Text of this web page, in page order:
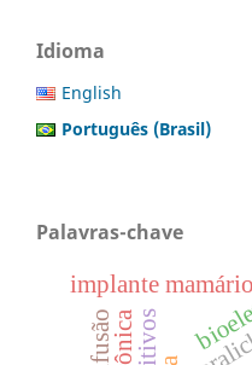
Idioma
English
Português (Brasil)
Palavras-chave
implante mamário